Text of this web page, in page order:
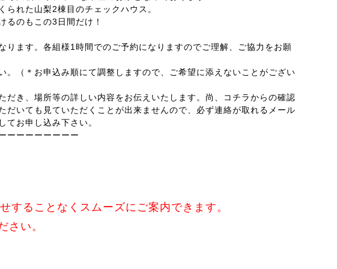
られた山梨2棟目のチェックハウス。
るのもこの3日間だけ！
ります。各組様1時間でのご予約になりますのでご理解、ご協力をお願
。（＊お申込み順にて調整しますので、ご希望に添えないことがござい
だき、場所等の詳しい内容をお伝えいたします。尚、コチラからの確認
だいても見ていただくことが出来ませんので、必ず連絡が取れるメール
てお申し込み下さい。
ーーーーーーーー
することなくスムーズにご案内できます。
さい。